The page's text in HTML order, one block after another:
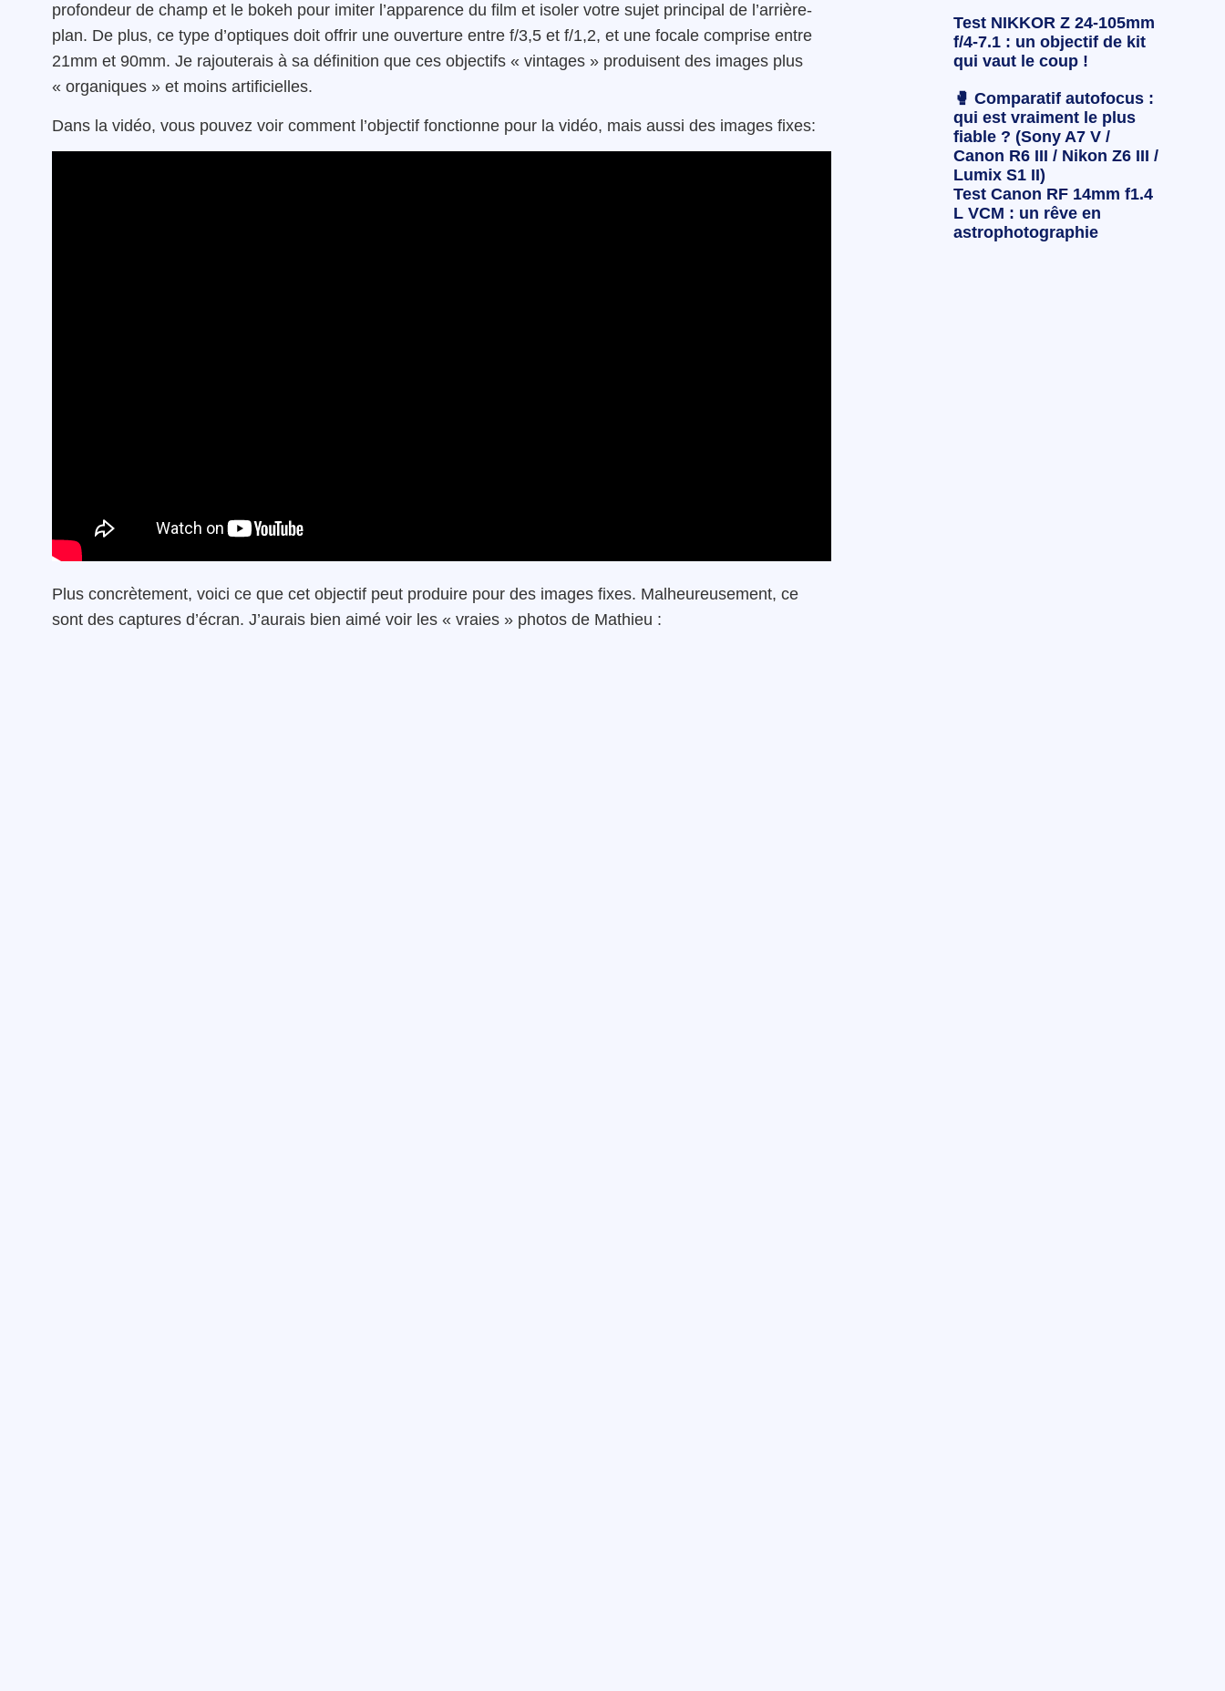
profondeur de champ et le bokeh pour imiter l’apparence du film et isoler votre sujet principal de l’arrière-
plan. De plus, ce type d’optiques doit offrir une ouverture entre f/3,5 et f/1,2, et une focale comprise entre
21mm et 90mm. Je rajouterais à sa définition que ces objectifs « vintages » produisent des images plus
« organiques » et moins artificielles.
Dans la vidéo, vous pouvez voir comment l’objectif fonctionne pour la vidéo, mais aussi des images fixes:
Plus concrètement, voici ce que cet objectif peut produire pour des images fixes. Malheureusement, ce
sont des captures d’écran. J’aurais bien aimé voir les « vraies » photos de Mathieu :
Test NIKKOR Z 24-105mm
f/4-7.1 : un objectif de kit
qui vaut le coup !
🥊 Comparatif autofocus :
qui est vraiment le plus
fiable ? (Sony A7 V /
Canon R6 III / Nikon Z6 III /
Lumix S1 II)
Test Canon RF 14mm f1.4
L VCM : un rêve en
astrophotographie